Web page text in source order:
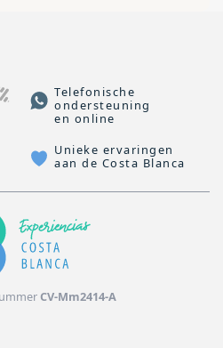
Telefonische
ondersteuning
en online
Unieke ervaringen
aan de Costa Blanca
CV-Mm2414-A